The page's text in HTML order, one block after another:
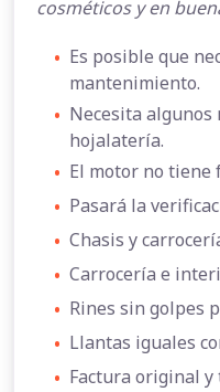
cosméticos y en
• Es posible que
mantenimiento.
• Necesita
hojalatería.
• El motor no tiene
• Pasará la
• Chasis y
• Carrocería e
• Rines sin golpes
• Llantas iguales
• Factura original y